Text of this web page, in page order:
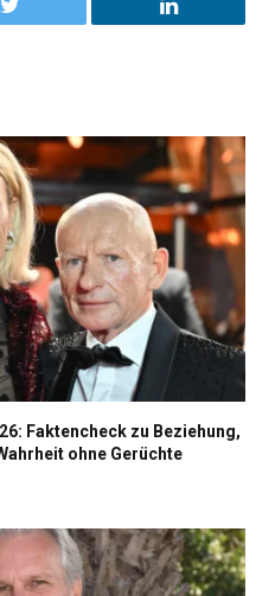
Twitter LinkedIn
Faktencheck zu Beziehung,
ohne Gerüchte